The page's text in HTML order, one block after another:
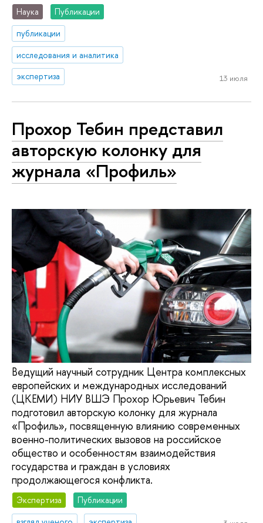
Наука
Публикации
публикации
исследования и аналитика
экспертиза
13 июля
Прохор Тебин представил
авторскую колонку для
журнала «Профиль»
Ведущий научный сотрудник Центра комплексных
европейских и международных исследований
(ЦКЕМИ) НИУ ВШЭ Прохор Юрьевич Тебин
подготовил авторскую колонку для журнала
«Профиль», посвященную влиянию современных
военно-политических вызовов на российское
общество и особенностям взаимодействия
государства и граждан в условиях
продолжающегося конфликта.
Экспертиза
Публикации